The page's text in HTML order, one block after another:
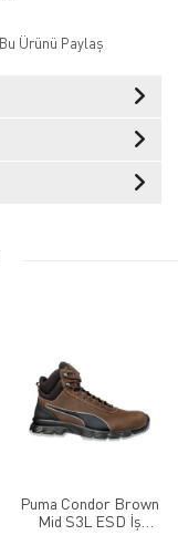
Bu Ürünü Paylaş
Puma Condor Brown
Mid S3L ESD İş